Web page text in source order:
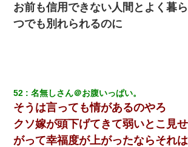
お前も信用できない人間とよく暮
つでも別れられるのに
52 名無しさん＠お腹いっぱい。
そうは言っても情があるのやろ
クソ嫁が頭下げてきて弱いとこ見
がって幸福度が上がったならそれ